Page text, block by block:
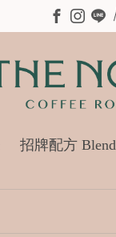
招牌配方 Blend